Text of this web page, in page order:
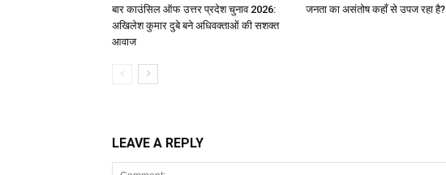
बार काउंसिल ऑफ उत्तर प्रदेश चुनाव 2026:
अखिलेश कुमार दुबे बने अधिवक्ताओं की सशक्त
आवाज
जनता का असंतोष कहाँ से उपज रहा है?
LEAVE A REPLY